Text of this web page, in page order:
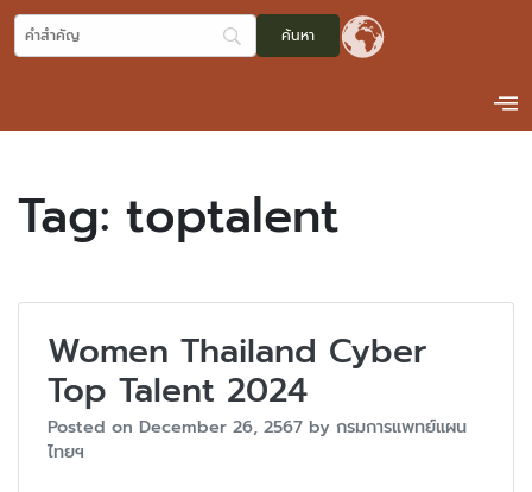
Tag: toptalent
Women Thailand Cyber
Top Talent 2024
Posted on December 26, 2567 by กรมการแพทย์แผน
ไทยฯ